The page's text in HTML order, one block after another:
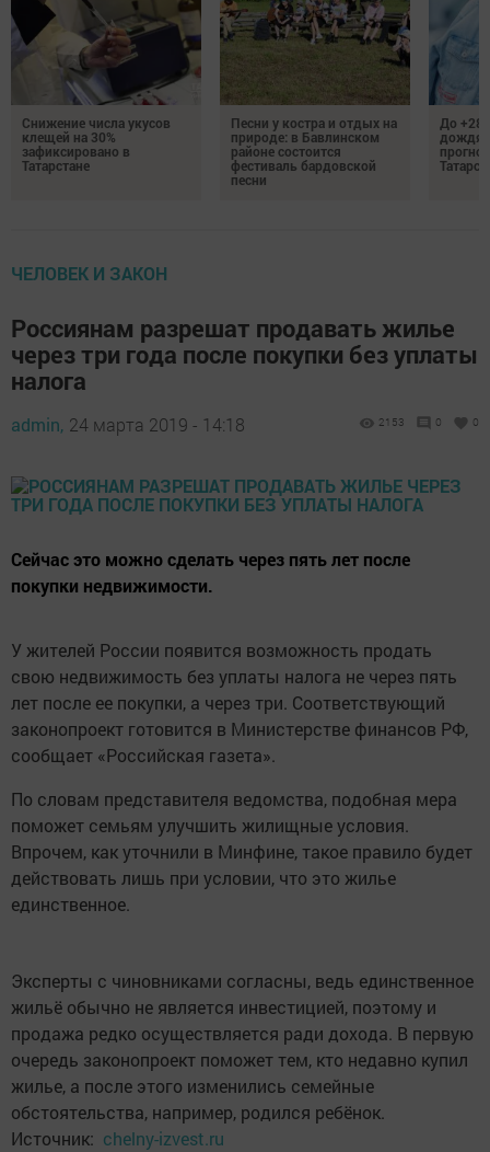
Снижение числа укусов
клещей на 30%
зафиксировано в
Татарстане
Песни у костра и отдых на
природе: в Бавлинском
районе состоится
фестиваль бардовской
песни
До +28
ЧЕЛОВЕК И ЗАКОН
Россиянам разрешат продавать жилье
через три года после покупки без уплаты
налога
admin, 24 марта 2019 - 14:18 2153 0 0
Сейчас это можно сделать через пять лет после
покупки недвижимости.
У жителей России появится возможность продать
свою недвижимость без уплаты налога не через пять
лет после ее покупки, а через три. Соответствующий
законопроект готовится в Министерстве финансов РФ,
сообщает «Российская газета».
По словам представителя ведомства, подобная мера
поможет семьям улучшить жилищные условия.
Впрочем, как уточнили в Минфине, такое правило будет
действовать лишь при условии, что это жилье
единственное.
Эксперты с чиновниками согласны, ведь единственное
жильё обычно не является инвестицией, поэтому и
продажа редко осуществляется ради дохода. В первую
очередь законопроект поможет тем, кто недавно купил
жилье, а после этого изменились семейные
обстоятельства, например, родился ребёнок.
Источник: chelny-izvest.ru